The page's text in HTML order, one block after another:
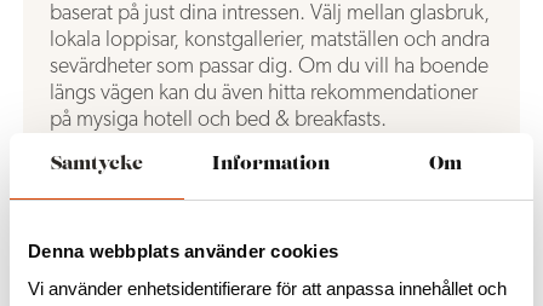
Samtycke Information Om
Denna webbplats använder cookies
Vi använder enhetsidentifierare för att anpassa innehållet och
baserat på just dina intressen. Välj mellan glasbruk,
lokala loppisar, konstgallerier, matställen och andra
sevärdheter som passar dig. Om du vill ha boende
längs vägen kan du även hitta rekommendationer
på mysiga hotell och bed & breakfasts.
Läs mer